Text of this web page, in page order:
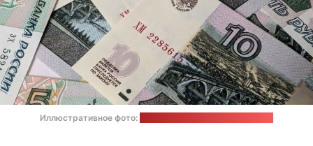
Иллюстративное фото: